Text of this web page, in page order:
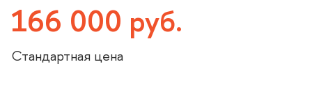
166 000 руб.
Стандартная цена